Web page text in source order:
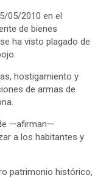
05/2010 en el
de bienes
ha visto plagado de
hostigamiento y
de armas de
—afirman—
a los habitantes y
patrimonio histórico,